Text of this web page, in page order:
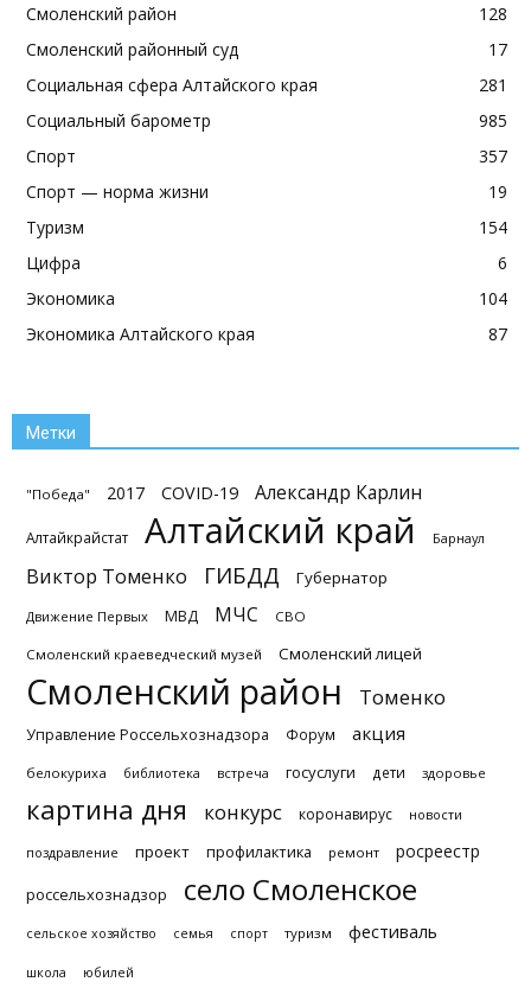
Смоленский район
128
Смоленский районный суд
17
Социальная сфера Алтайского края
281
Социальный барометр
985
Спорт
357
Спорт — норма жизни
19
Туризм
154
Цифра
6
Экономика
104
Экономика Алтайского края
87
Метки
"Победа" 2017 COVID-19 Александр Карлин
Алтайкрайстат Алтайский край Барнаул
Виктор Томенко ГИБДД Губернатор
Движение Первых МВД МЧС СВО
Смоленский краеведческий музей Смоленский лицей
Смоленский район Томенко
Управление Россельхознадзора Форум акция
белокуриха библиотека встреча госуслуги дети здоровье
картина дня конкурс коронавирус новости
поздравление проект профилактика ремонт росреестр
россельхознадзор село Смоленское
сельское хозяйство семья спорт туризм фестиваль
школа юбилей